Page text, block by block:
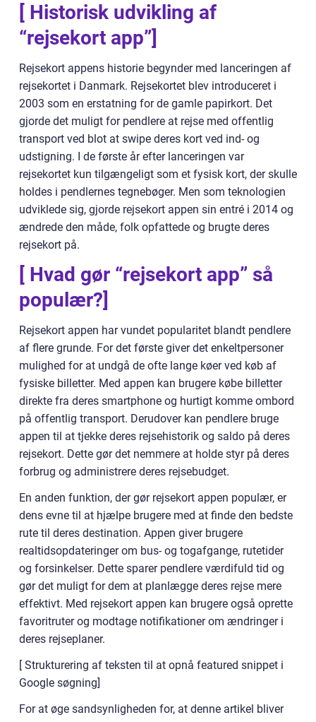
[ Historisk udvikling af
“rejsekort app”]
Rejsekort appens historie begynder med lanceringen af
rejsekortet i Danmark. Rejsekortet blev introduceret i
2003 som en erstatning for de gamle papirkort. Det
gjorde det muligt for pendlere at rejse med offentlig
transport ved blot at swipe deres kort ved ind- og
udstigning. I de første år efter lanceringen var
rejsekortet kun tilgængeligt som et fysisk kort, der skulle
holdes i pendlernes tegnebøger. Men som teknologien
udviklede sig, gjorde rejsekort appen sin entré i 2014 og
ændrede den måde, folk opfattede og brugte deres
rejsekort på.
[ Hvad gør “rejsekort app” så
populær?]
Rejsekort appen har vundet popularitet blandt pendlere
af flere grunde. For det første giver det enkeltpersoner
mulighed for at undgå de ofte lange køer ved køb af
fysiske billetter. Med appen kan brugere købe billetter
direkte fra deres smartphone og hurtigt komme ombord
på offentlig transport. Derudover kan pendlere bruge
appen til at tjekke deres rejsehistorik og saldo på deres
rejsekort. Dette gør det nemmere at holde styr på deres
forbrug og administrere deres rejsebudget.
En anden funktion, der gør rejsekort appen populær, er
dens evne til at hjælpe brugere med at finde den bedste
rute til deres destination. Appen giver brugere
realtidsopdateringer om bus- og togafgange, rutetider
og forsinkelser. Dette sparer pendlere værdifuld tid og
gør det muligt for dem at planlægge deres rejse mere
effektivt. Med rejsekort appen kan brugere også oprette
favoritruter og modtage notifikationer om ændringer i
deres rejseplaner.
[ Strukturering af teksten til at opnå featured snippet i
Google søgning]
For at øge sandsynligheden for, at denne artikel bliver